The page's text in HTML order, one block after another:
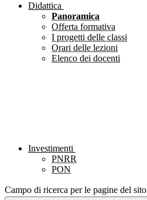
Didattica
Panoramica
Offerta formativa
I progetti delle classi
Orari delle lezioni
Elenco dei docenti
Investimenti
PNRR
PON
Campo di ricerca per le pagine del sito